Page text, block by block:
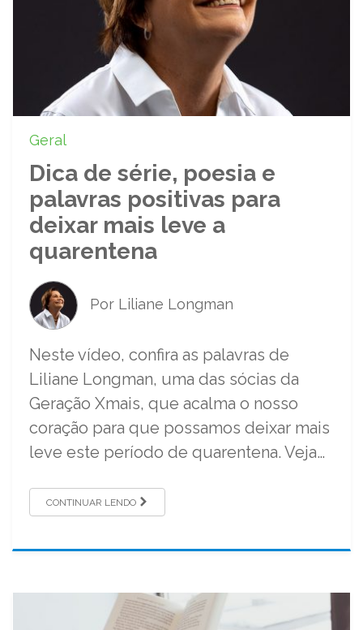
Geral
Dica de série, poesia e
palavras positivas para
deixar mais leve a
quarentena
Por Liliane Longman
Neste vídeo, confira as palavras de
Liliane Longman, uma das sócias da
Geração Xmais, que acalma o nosso
coração para que possamos deixar mais
leve este período de quarentena. Veja…
CONTINUAR LENDO